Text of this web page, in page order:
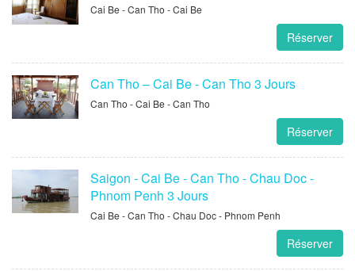
Cai Be - Can Tho - Cai Be
Réserver
Can Tho – Cai Be - Can Tho 3 Jours
Can Tho - Cai Be - Can Tho
Réserver
Saigon - Cai Be - Can Tho - Chau Doc -
Phnom Penh 3 Jours
Cai Be - Can Tho - Chau Doc - Phnom Penh
Réserver